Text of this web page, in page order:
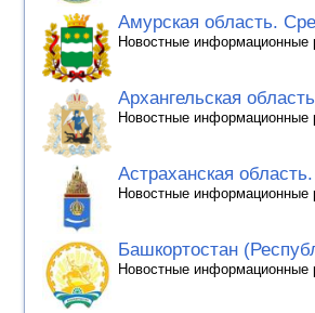
Амурская область.
Новостные информационные
Архангельская
Новостные информационные
Астраханская
Новостные информационные
Башкортостан
Новостные информационные